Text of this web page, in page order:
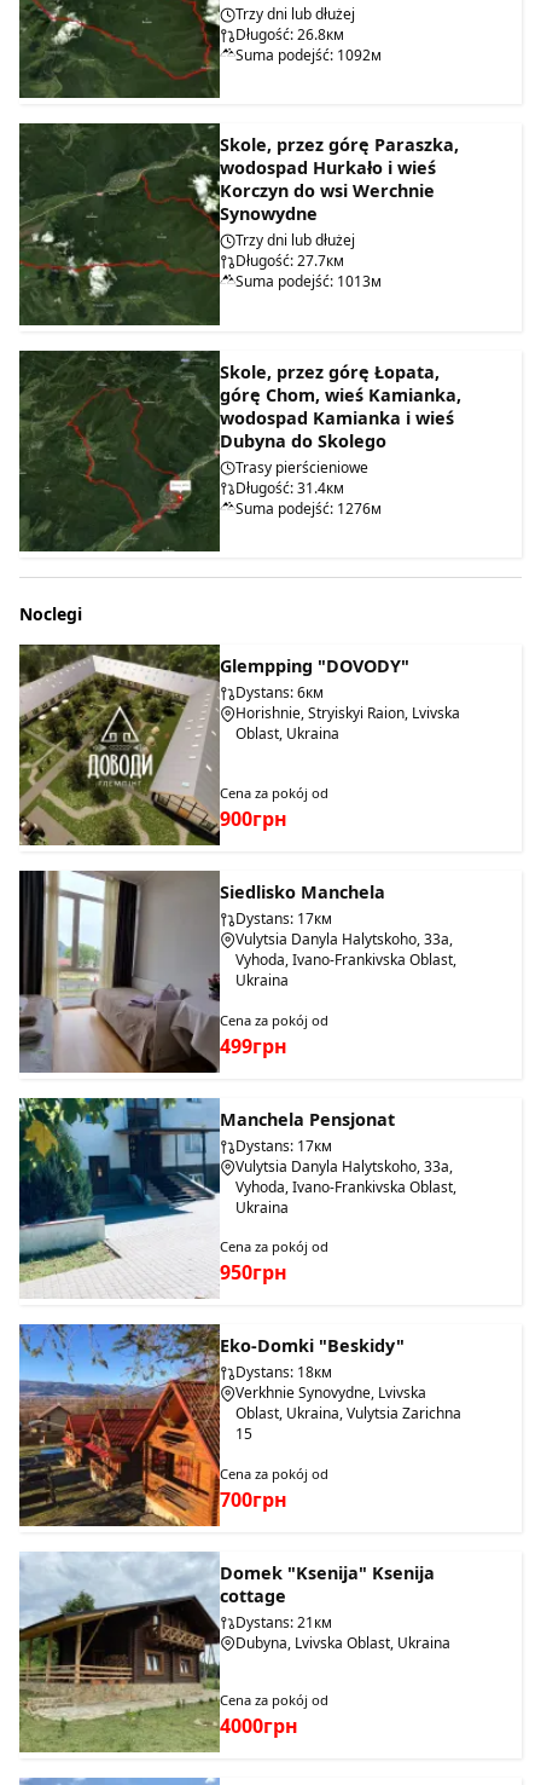
Trzy dni lub dłużej
Długość: 26.8км
Suma podejść: 1092м
Skole, przez górę Paraszka,
wodospad Hurkało i wieś
Korczyn do wsi Werchnie
Synowydne
Trzy dni lub dłużej
Długość: 27.7км
Suma podejść: 1013м
Skole, przez górę Łopata,
górę Chom, wieś Kamianka,
wodospad Kamianka i wieś
Dubyna do Skolego
Trasy pierścieniowe
Długość: 31.4км
Suma podejść: 1276м
Noclegi
Glempping "DOVODY"
Dystans: 6км
Horishnie, Stryiskyi Raion, Lvivska
Oblast, Ukraina
Cena za pokój od
900грн
Siedlisko Manchela
Dystans: 17км
Vulytsia Danyla Halytskoho, 33a,
Vyhoda, Ivano-Frankivska Oblast,
Ukraina
Cena za pokój od
499грн
Manchela Pensjonat
Dystans: 17км
Vulytsia Danyla Halytskoho, 33a,
Vyhoda, Ivano-Frankivska Oblast,
Ukraina
Cena za pokój od
950грн
Eko-Domki "Beskidy"
Dystans: 18км
Verkhnie Synovydne, Lvivska
Oblast, Ukraina, Vulytsia Zarichna
15
Cena za pokój od
700грн
Domek "Ksenija" Ksenija
cottage
Dystans: 21км
Dubyna, Lvivska Oblast, Ukraina
Cena za pokój od
4000грн